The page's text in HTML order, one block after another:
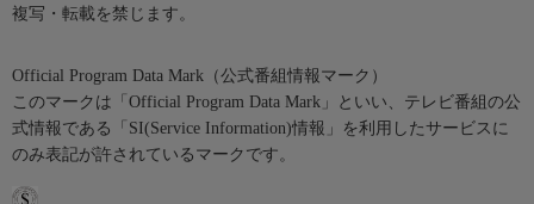
複写・転載を禁じます。
Official Program Data Mark（公式番組情報マーク）
このマークは「Official Program Data Mark」といい、テレビ番組の公
式情報である「SI(Service Information)情報」を利用したサービスに
のみ表記が許されているマークです。